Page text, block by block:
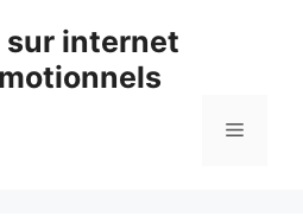
internet
Menu